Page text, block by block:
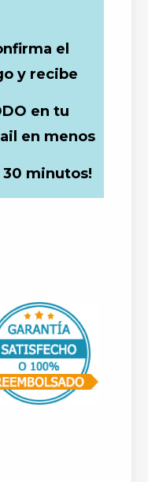
el
y recibe
en tu
en menos
30 minutos!